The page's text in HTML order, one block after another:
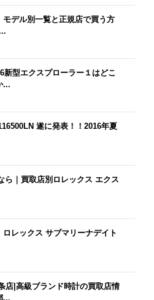
モデル別一覧と正規店で買う方
新型エクスプローラー１はどこ
...
遂に発表！！2016年夏
ら｜買取店別ロレックス エクス
ロレックス サブマリーナデイト
店|高級ブランド時計の買取店情
...